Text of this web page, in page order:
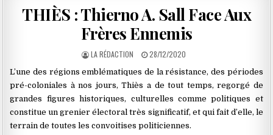
THIÈS : Thierno A. Sall Face Aux
Frères Ennemis
LA RÉDACTION 28/12/2020
L’une des régions emblématiques de la résistance, des périodes
pré-coloniales à nos jours, Thiès a de tout temps, regorgé de
grandes figures historiques, culturelles comme politiques et
constitue un grenier électoral très significatif, et qui fait d’elle, le
terrain de toutes les convoitises politiciennes.